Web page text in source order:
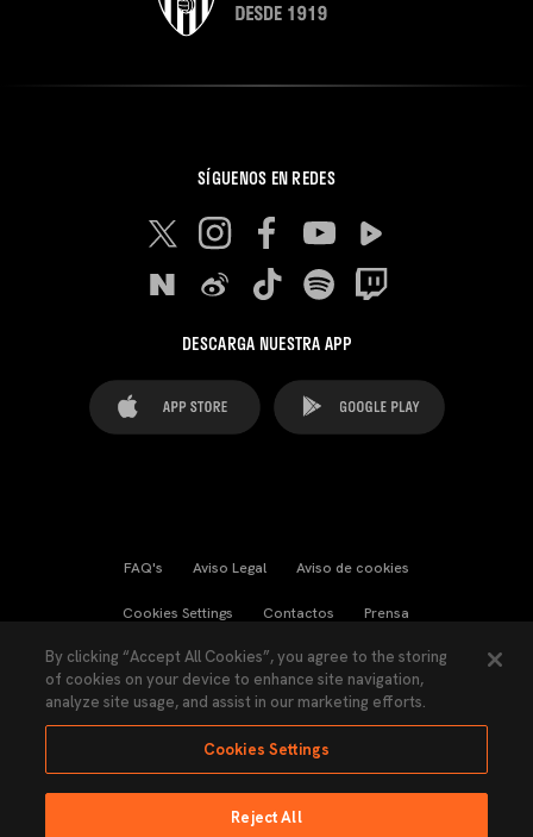
SÍGUENOS EN REDES
DESCARGA NUESTRA APP
FAQ's Aviso Legal Aviso de cookies
Cookies Settings Contactos Prensa
Ley Transparencia Política de Privacidad
Accesibilidad
Ninguna parte de esta página puede ser reproducida sin el permiso del Valencia
By clicking “Accept All Cookies”, you agree to the storing
of cookies on your device to enhance site navigation,
analyze site usage, and assist in our marketing efforts.
Cookies Settings
Reject All